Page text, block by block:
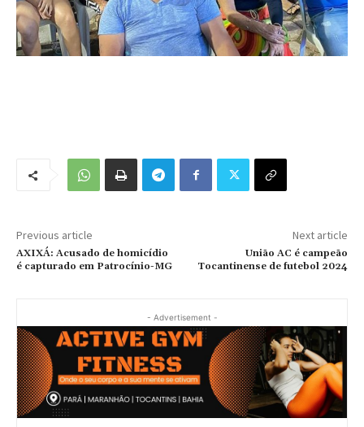
Previous article
AXIXÁ: Acusado de homicídio
é capturado em Patrocínio-MG
Next article
União AC é campeão
Tocantinense de futebol 2024
- Advertisement -